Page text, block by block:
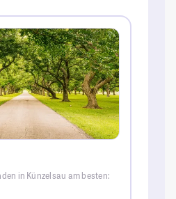
in Künzelsau am besten: